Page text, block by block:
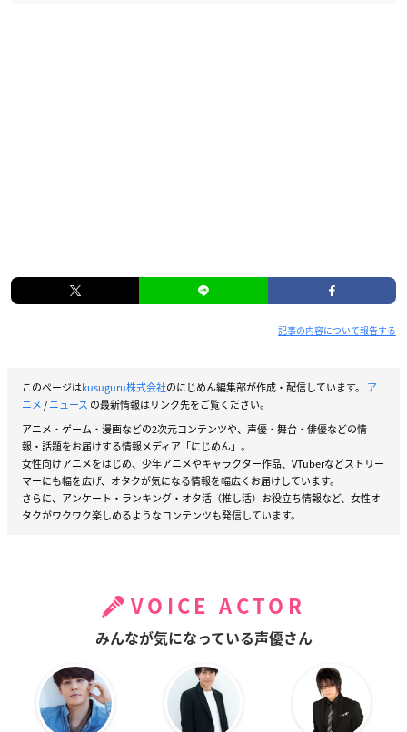
記事の内容について報告する
このページはkusuguru株式会社のにじめん編集部が作成・配信しています。 ア
ニメ/ニュース の最新情報はリンク先をご覧ください。
アニメ・ゲーム・漫画などの2次元コンテンツや、声優・舞台・俳優などの情
報・話題をお届けする情報メディア「にじめん」。
女性向けアニメをはじめ、少年アニメやキャラクター作品、VTuberなどストリー
マーにも幅を広げ、オタクが気になる情報を幅広くお届けしています。
さらに、アンケート・ランキング・オタ活（推し活）お役立ち情報など、女性オ
タクがワクワク楽しめるようなコンテンツも発信しています。
VOICE ACTOR
みんなが気になっている声優さん